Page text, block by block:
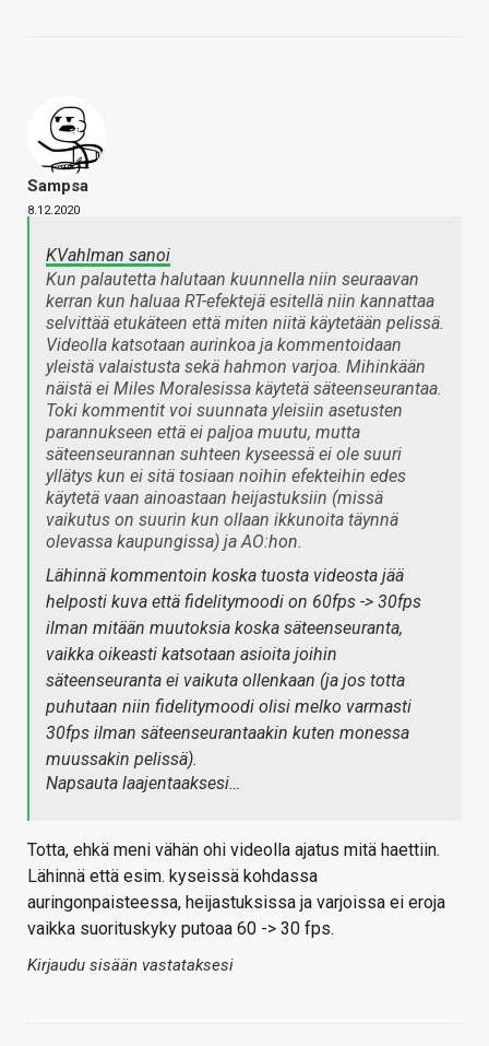
Sampsa
8.12.2020
KVahlman sanoi
Kun palautetta halutaan kuunnella niin seuraavan
kerran kun haluaa RT-efektejä esitellä niin kannattaa
selvittää etukäteen että miten niitä käytetään pelissä.
Videolla katsotaan aurinkoa ja kommentoidaan
yleistä valaistusta sekä hahmon varjoa. Mihinkään
näistä ei Miles Moralesissa käytetä säteenseurantaa.
Toki kommentit voi suunnata yleisiin asetusten
parannukseen että ei paljoa muutu, mutta
säteenseurannan suhteen kyseessä ei ole suuri
yllätys kun ei sitä tosiaan noihin efekteihin edes
käytetä vaan ainoastaan heijastuksiin (missä
vaikutus on suurin kun ollaan ikkunoita täynnä
olevassa kaupungissa) ja AO:hon.
Lähinnä kommentoin koska tuosta videosta jää
helposti kuva että fidelitymoodi on 60fps -> 30fps
ilman mitään muutoksia koska säteenseuranta,
vaikka oikeasti katsotaan asioita joihin
säteenseuranta ei vaikuta ollenkaan (ja jos totta
puhutaan niin fidelitymoodi olisi melko varmasti
30fps ilman säteenseurantaakin kuten monessa
muussakin pelissä).
Napsauta laajentaaksesi…
Totta, ehkä meni vähän ohi videolla ajatus mitä haettiin.
Lähinnä että esim. kyseissä kohdassa
auringonpaisteessa, heijastuksissa ja varjoissa ei eroja
vaikka suorituskyky putoaa 60 -> 30 fps.
Kirjaudu sisään vastataksesi